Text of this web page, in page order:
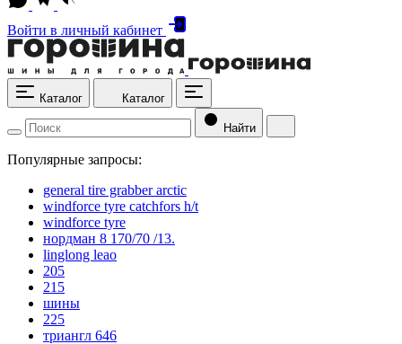
Войти в личный кабинет
Каталог Каталог
Найти
Популярные запросы:
general tire grabber arctic
windforce tyre catchfors h/t
windforce tyre
нордман 8 170/70 /13.
linglong leao
205
215
шины
225
триангл 646